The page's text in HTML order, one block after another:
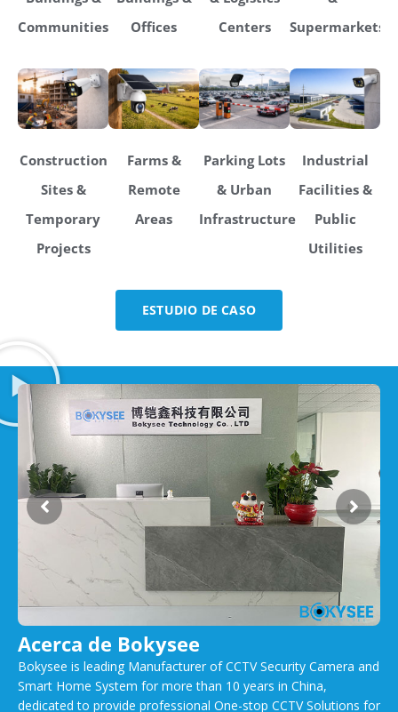
Communities
Offices
Centers
Supermarkets
Construction
Sites &
Temporary
Projects
Farms &
Remote
Areas
Parking Lots
& Urban
Infrastructure
Industrial
Facilities &
Public
Utilities
ESTUDIO DE CASO
Acerca de Bokysee
Bokysee is leading Manufacturer of CCTV Security Camera and
Smart Home System for more than 10 years in China,
dedicated to provide professional One-stop CCTV Solutions for